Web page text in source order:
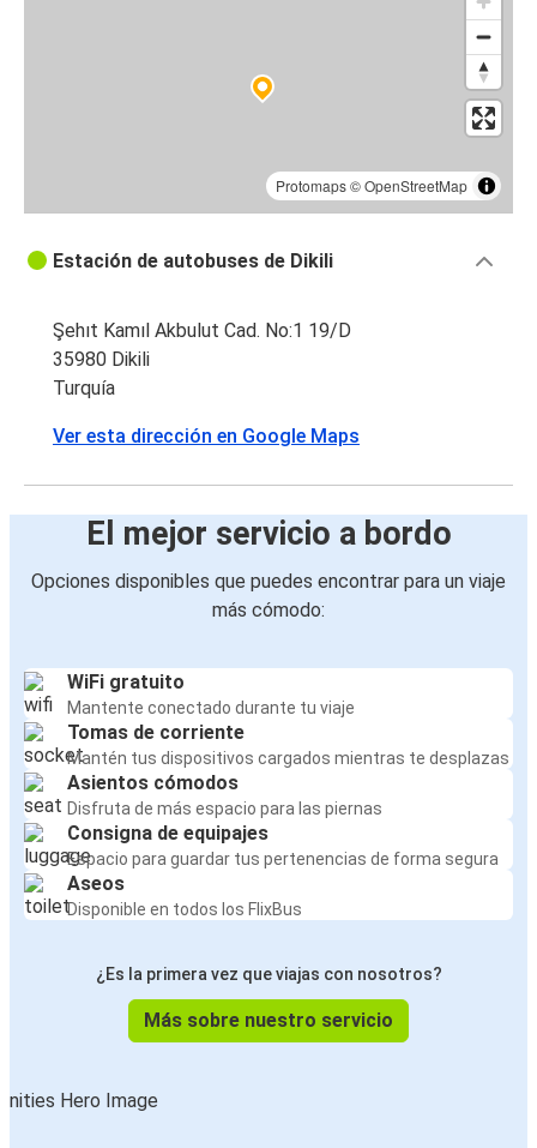
Protomaps©OpenStreetMap
Estación de autobuses de Dikili
Şehıt Kamıl Akbulut Cad. No:1 19/D
35980 Dikili
Turquía
Ver esta dirección en Google Maps
El mejor servicio a bordo
Opciones disponibles que puedes encontrar para un viaje
más cómodo:
WiFi gratuito
Mantente conectado durante tu viaje
Tomas de corriente
Mantén tus dispositivos cargados mientras te desplazas
Asientos cómodos
Disfruta de más espacio para las piernas
Consigna de equipajes
Espacio para guardar tus pertenencias de forma segura
Aseos
Disponible en todos los FlixBus
¿Es la primera vez que viajas con nosotros?
Más sobre nuestro servicio